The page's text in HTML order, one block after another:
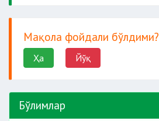
Мақола фойдали бўлдими?
Ҳа Йўқ
Бўлимлар